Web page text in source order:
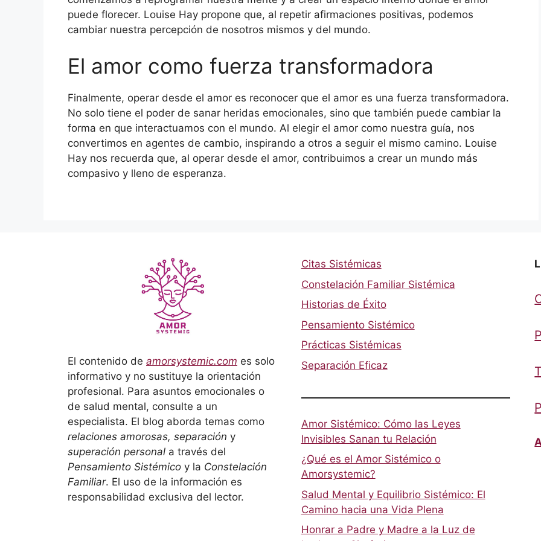
puede florecer. Louise Hay propone que, al repetir afirmaciones positivas, podemos
cambiar nuestra percepción de nosotros mismos y del mundo.
El amor como fuerza transformadora
Finalmente, operar desde el amor es reconocer que el amor es una fuerza transformadora.
No solo tiene el poder de sanar heridas emocionales, sino que también puede cambiar la
forma en que interactuamos con el mundo. Al elegir el amor como nuestra guía, nos
convertimos en agentes de cambio, inspirando a otros a seguir el mismo camino. Louise
Hay nos recuerda que, al operar desde el amor, contribuimos a crear un mundo más
compasivo y lleno de esperanza.
El contenido de amorsystemic.com es solo
informativo y no sustituye la orientación
profesional. Para asuntos emocionales o
de salud mental, consulte a un
especialista. El blog aborda temas como
relaciones amorosas, separación y
superación personal a través del
Pensamiento Sistémico y la Constelación
Familiar. El uso de la información es
responsabilidad exclusiva del lector.
Citas Sistémicas
Constelación Familiar Sistémica
Historias de Éxito
Pensamiento Sistémico
Prácticas Sistémicas
Separación Eficaz
Amor Sistémico: Cómo las Leyes
Invisibles Sanan tu Relación
¿Qué es el Amor Sistémico o
Amorsystemic?
Salud Mental y Equilibrio Sistémico: El
Camino hacia una Vida Plena
Honrar a Padre y Madre a la Luz de